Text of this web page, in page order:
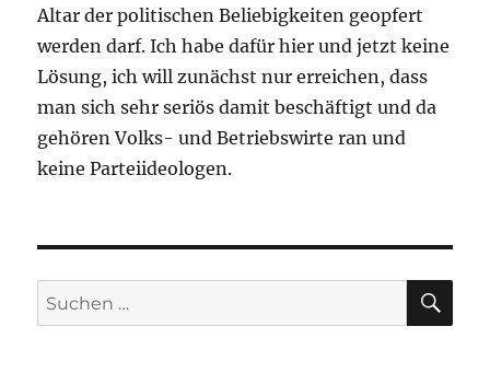
Altar der politischen Beliebigkeiten geopfert
werden darf. Ich habe dafür hier und jetzt keine
Lösung, ich will zunächst nur erreichen, dass
man sich sehr seriös damit beschäftigt und da
gehören Volks- und Betriebswirte ran und
keine Parteiideologen.
Suchen
nach: